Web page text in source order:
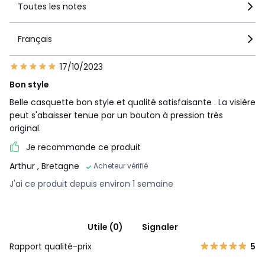
Toutes les notes
Français
17/10/2023
Bon style
Belle casquette bon style et qualité satisfaisante . La visière
peut s'abaisser tenue par un bouton à pression très
original.
Je recommande ce produit
Arthur , Bretagne Acheteur vérifié
J'ai ce produit depuis environ 1 semaine
Utile (0)
Signaler
Rapport qualité-prix
5